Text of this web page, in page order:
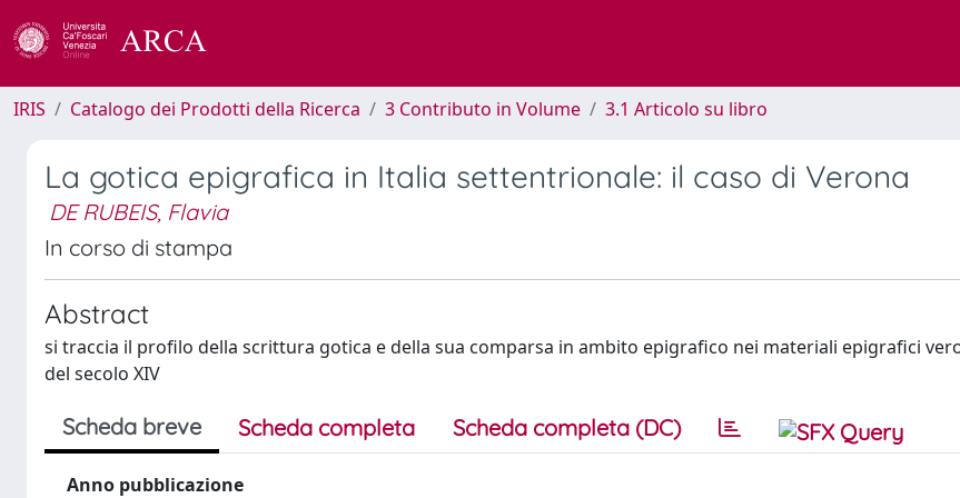
IRIS Catalogo dei Prodotti della Ricerca 3 Contributo in Volume 3.1 Articolo su libro
La gotica epigrafica in Italia settentrionale: il caso di Verona
DE RUBEIS, Flavia
In corso di stampa
Abstract
si traccia il profilo della scrittura gotica e della sua comparsa in ambito epigrafico nei materiali epigrafici
del secolo XIV
Scheda breve Scheda completa Scheda completa (DC)
Anno pubblicazione